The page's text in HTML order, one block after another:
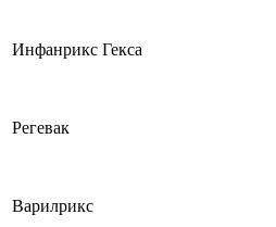
Инфанрикс Гекса
Регевак
Варилрикс